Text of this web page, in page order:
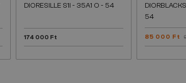
DIORESILLE S1I - 35A1 O - 54
174 000 Ft
54
85 000 Ft